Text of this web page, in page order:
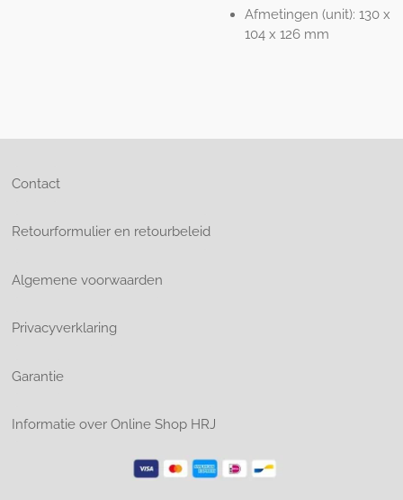
Afmetingen (unit): 130 x
104 x 126 mm
Contact
Retourformulier en retourbeleid
Algemene voorwaarden
Privacyverklaring
Garantie
Informatie over Online Shop HRJ